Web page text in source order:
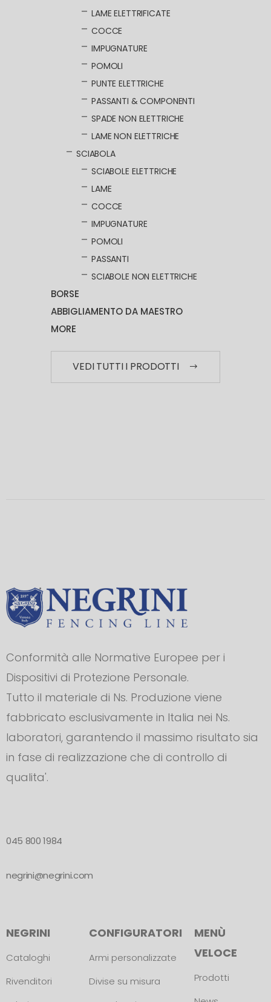
LAME ELETTRIFICATE
COCCE
IMPUGNATURE
POMOLI
PUNTE ELETTRICHE
PASSANTI & COMPONENTI
SPADE NON ELETTRICHE
LAME NON ELETTRICHE
SCIABOLA
SCIABOLE ELETTRICHE
LAME
COCCE
IMPUGNATURE
POMOLI
PASSANTI
SCIABOLE NON ELETTRICHE
BORSE
ABBIGLIAMENTO DA MAESTRO
MORE
VEDI TUTTI I PRODOTTI
Conformità alle Normative Europee per i
Dispositivi di Protezione Personale.
Tutto il materiale di Ns. Produzione viene
fabbricato esclusivamente in Italia nei Ns.
laboratori, garantendo il massimo risultato sia
in fase di realizzazione che di controllo di
qualita'.
045 800 1984
negrini@negrini.com
NEGRINI
Cataloghi
Rivenditori
CONFIGURATORI
Armi personalizzate
Divise su misura
MENÙ
VELOCE
Prodotti